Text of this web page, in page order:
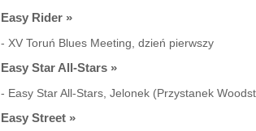
Easy Rider »
- XV Toruń Blues Meeting, dzień pierwszy
Easy Star All-Stars »
- Easy Star All-Stars, Jelonek (Przystanek
Easy Street »